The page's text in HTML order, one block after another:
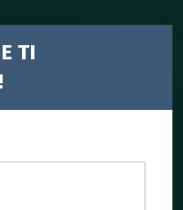
TI